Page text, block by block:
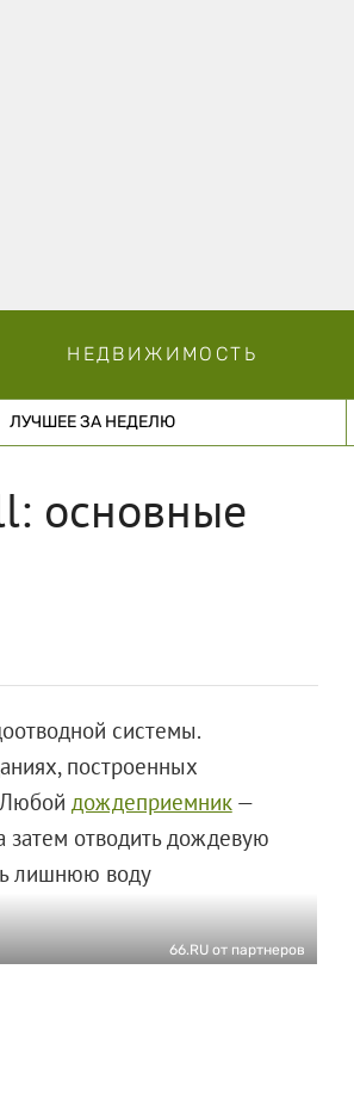
НЕДВИЖИМОСТЬ
ЛУЧШЕЕ ЗА НЕДЕЛЮ
основные
системы.
построенных
Любой дождеприемник—
затем отводить дождевую
лишнюю воду
66.RU от партнеров